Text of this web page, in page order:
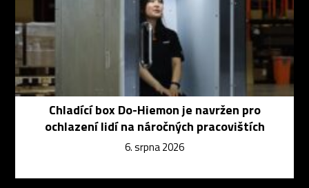
Chladící box Do-Hiemon je navržen pro
ochlazení lidí na náročných pracovištích
6. srpna 2026